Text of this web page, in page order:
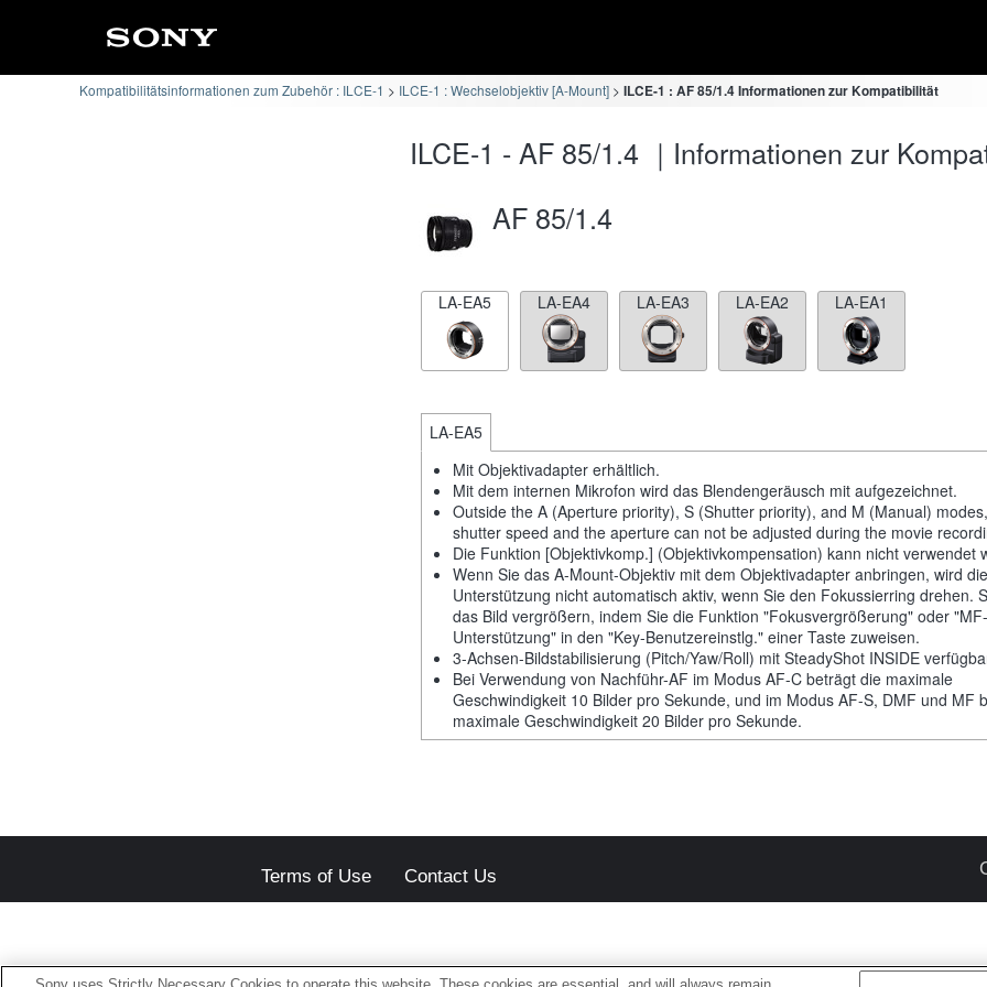
Kompatibilitätsinformationen zum Zubehör : ILCE-1 ILCE-1 : Wechselobjektiv [A-Mount] ILCE-1 : AF 85/1.4 Informationen zur Kompatibilität
ILCE-1 - AF 85/1.4 ｜Informationen zur
AF 85/1.4
LA-EA5 LA-EA4 LA-EA3 LA-EA2 LA-EA1
LA-EA5
Mit Objektivadapter erhältlich.
Mit dem internen Mikrofon wird das Blendengeräusch mit aufgezeichnet.
Outside the A (Aperture priority), S (Shutter priority), and M (Manual)
shutter speed and the aperture can not be adjusted during the movie
Die Funktion [Objektivkomp.] (Objektivkompensation) kann nicht verwendet
Wenn Sie das A-Mount-Objektiv mit dem Objektivadapter anbringen, wird
Unterstützung nicht automatisch aktiv, wenn Sie den Fokussierring drehen.
das Bild vergrößern, indem Sie die Funktion "Fokusvergrößerung" oder "MF-
Unterstützung" in den "Key-Benutzereinstlg." einer Taste zuweisen.
3-Achsen-Bildstabilisierung (Pitch/Yaw/Roll) mit SteadyShot INSIDE
Bei Verwendung von Nachführ-AF im Modus AF-C beträgt die maximale
Geschwindigkeit 10 Bilder pro Sekunde, und im Modus AF-S, DMF und MF
maximale Geschwindigkeit 20 Bilder pro Sekunde.
Terms of Use Contact Us